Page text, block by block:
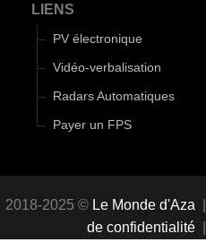
LIENS
PV électronique
Vidéo-verbalisation
Radars Automatiques
Payer un FPS
2018-2025 © Le Monde d'Aza
de confidentialité|